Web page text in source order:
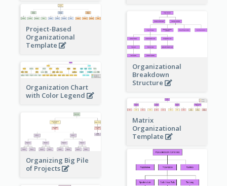
Project-Based
Organizational
Template
Organizational
Breakdown
Structure
Organization Chart
with Color Legend
Matrix
Organizational
Template
Organizing Big Pile
of Projects